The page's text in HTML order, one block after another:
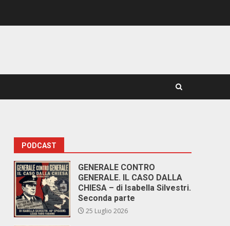
PODCAST
GENERALE CONTRO
GENERALE. IL CASO DALLA
CHIESA – di Isabella Silvestri.
Seconda parte
25 Luglio 2026